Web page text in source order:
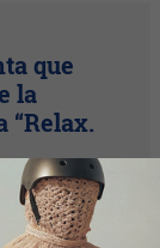
que
la
“Relax.